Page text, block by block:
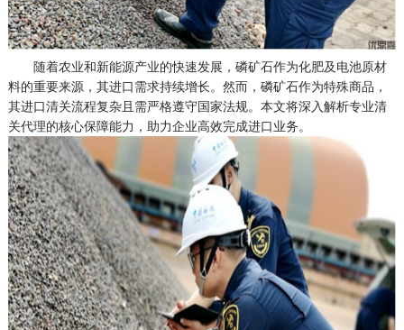
随着农业和新能源产业的快速发展，磷矿石作为化肥及电池原材
料的重要来源，其进口需求持续增长。然而，磷矿石作为特殊商品，
其进口清关流程复杂且需严格遵守国家法规。本文将深入解析专业清
关代理的核心保障能力，助力企业高效完成进口业务。